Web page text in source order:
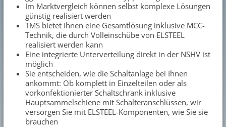
Im Marktvergleich können selbst komplexe Lösungen
günstig realisiert werden
TMS bietet Ihnen eine Gesamtlösung inklusive MCC-
Technik, die durch Volleinschübe von ELSTEEL
realisiert werden kann
Eine integrierte Unterverteilung direkt in der NSHV ist
möglich
Sie entscheiden, wie die Schaltanlage bei Ihnen
ankommt: Ob komplett in Einzelteilen oder als
vorkonfektionierter Schaltschrank inklusive
Hauptsammelschiene mit Schalteranschlüssen, wir
versorgen Sie mit ELSTEEL-Komponenten, wie Sie sie
brauchen